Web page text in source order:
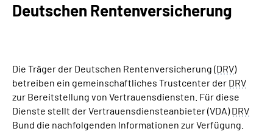
Leichte Sprache
Mein Kundenportal
Deutschen Rentenversicherung
Die Träger der Deutschen Rentenversicherung (DRV)
betreiben ein gemeinschaftliches Trustcenter der DRV
zur Bereitstellung von Vertrauensdiensten. Für diese
Dienste stellt der Vertrauensdiensteanbieter (VDA)DRV
Bund die nachfolgenden Informationen zur Verfügung.